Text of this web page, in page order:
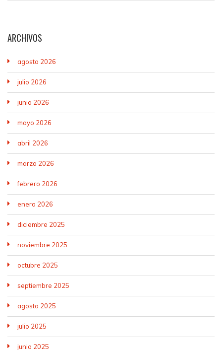
ARCHIVOS
agosto 2026
julio 2026
junio 2026
mayo 2026
abril 2026
marzo 2026
febrero 2026
enero 2026
diciembre 2025
noviembre 2025
octubre 2025
septiembre 2025
agosto 2025
julio 2025
junio 2025